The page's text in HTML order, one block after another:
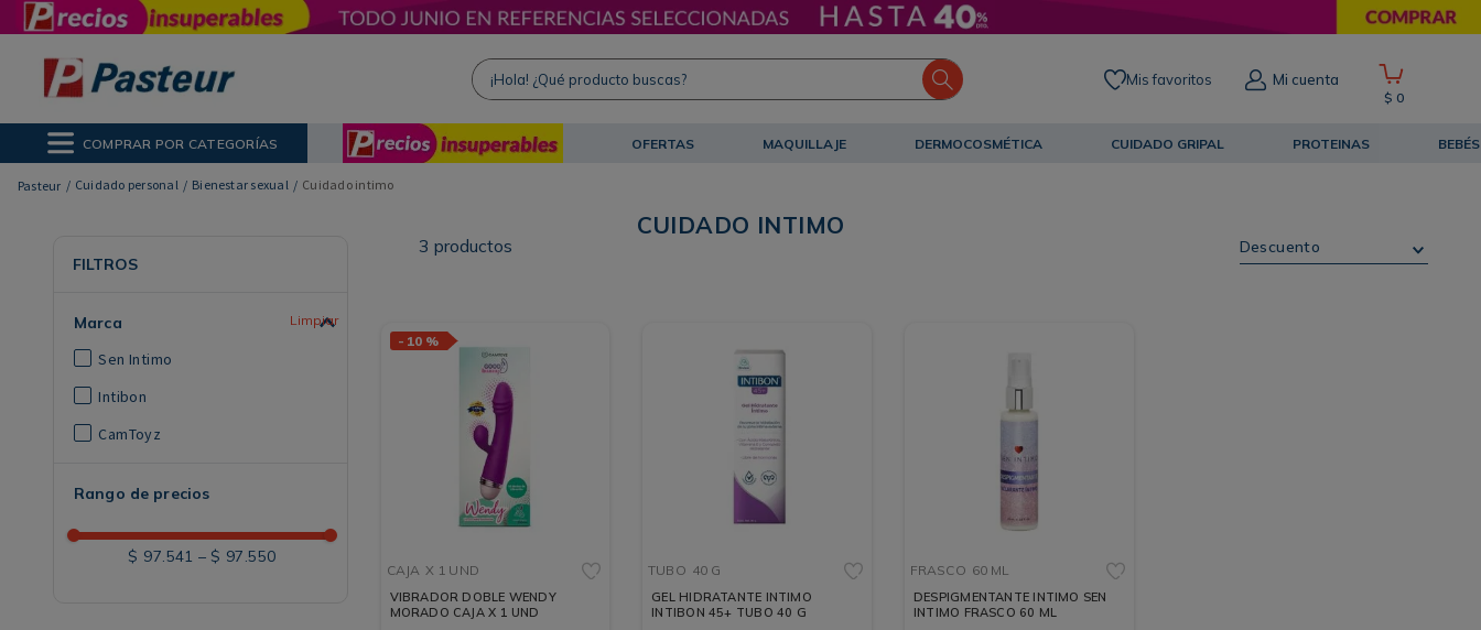
¡Hola! ¿Qué producto buscas?
Mis favoritos Mi cuenta
$ 0
COMPRAR POR CATEGORÍAS OFERTAS MAQUILLAJE DERMOCOSMÉTICA CUIDADO GRIPAL PROTEINAS BEBÉS
Cuidado personal Bienestar sexual Cuidado intimo
CUIDADO INTIMO
FILTROS
Marca
Sen Intimo
Intibon
CamToyz
Rango de precios
$ 97.541 – $ 97.550
3 productos Descuento
- 10 %
CAJA X 1 UND
VIBRADOR DOBLE WENDY
MORADO CAJA X 1 UND
TUBO 40 G
GEL HIDRATANTE INTIMO
INTIBON 45+ TUBO 40 G
FRASCO 60 ML
DESPIGMENTANTE INTIMO SEN
INTIMO FRASCO 60 ML
MÁS BUSCADOS
Solar